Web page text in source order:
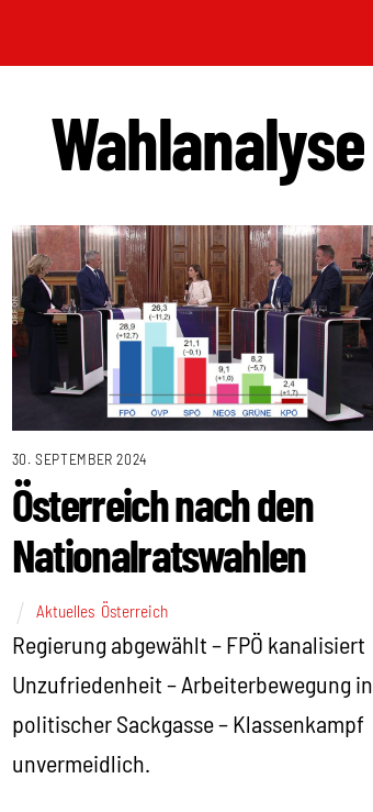
Wahlanalyse
30. SEPTEMBER 2024
Österreich nach den
Nationalratswahlen
Aktuelles, Österreich
Regierung abgewählt – FPÖ kanalisiert
Unzufriedenheit – Arbeiterbewegung in
politischer Sackgasse – Klassenkampf
unvermeidlich.